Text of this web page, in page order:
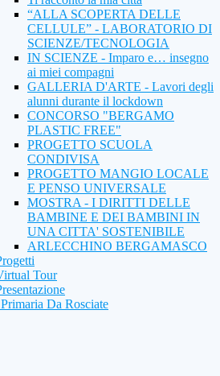
“ALLA SCOPERTA DELLE
CELLULE” - LABORATORIO DI
SCIENZE/TECNOLOGIA
IN SCIENZE - Imparo e… insegno
ai miei compagni
GALLERIA D'ARTE - Lavori degli
alunni durante il lockdown
CONCORSO "BERGAMO
PLASTIC FREE"
PROGETTO SCUOLA
CONDIVISA
PROGETTO MANGIO LOCALE
E PENSO UNIVERSALE
MOSTRA - I DIRITTI DELLE
BAMBINE E DEI BAMBINI IN
UNA CITTA' SOSTENIBILE
ARLECCHINO BERGAMASCO
Tour
Da Rosciate